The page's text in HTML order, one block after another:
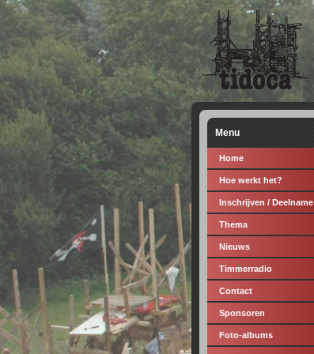
Menu
Home
Hoe werkt het?
Inschrijven / Deelname
Thema
Nieuws
Timmerradio
Contact
Sponsoren
Foto-albums